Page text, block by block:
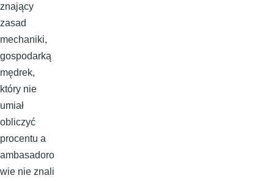
znający
zasad
mechaniki,
gospodarką
mędrek,
który nie
umiał
obliczyć
procentu a
ambasadoro
wie nie znali